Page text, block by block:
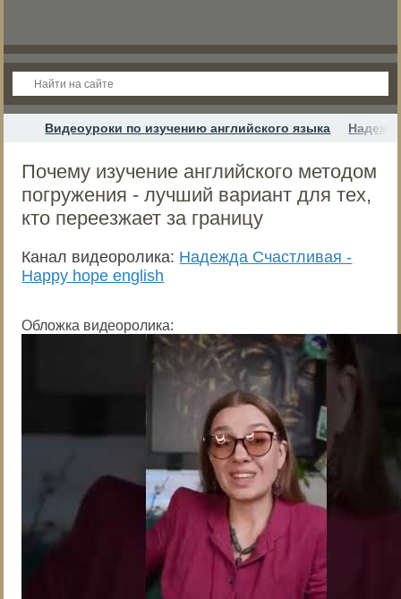
Видеоуроки по изучению английского языка
Почему изучение английского методом
погружения - лучший вариант для тех,
кто переезжает за границу
Канал видеоролика: Надежда Cчастливая -
Happy hope english
Обложка видеоролика: